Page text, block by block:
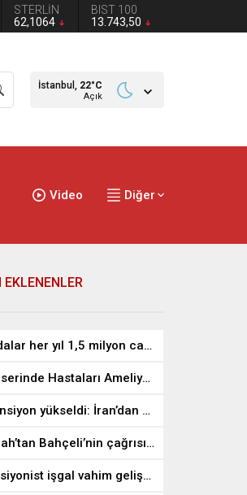
STERLİN
62,1064
BIST 100
13.743,50
İstanbul, 22°C
Açık
Video Diğer
EKLENENLER
Güvensiz gıdalar her yıl 1,5 milyon can alıyor
Mesane Kanserinde Hastaları Ameliyattan Kurtaran İlaç
Körfez’de tansiyon yükseldi: İran’dan ABD üslerine misilleme
Yeniden Refah’tan Bahçeli’nin çağrısına destek
“Filistin’deki siyonist işgal vahim gelişmelere gebe”